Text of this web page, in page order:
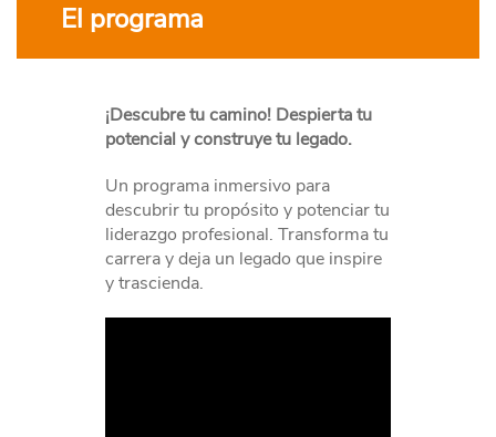
El programa
¡Descubre tu camino! Despierta tu
potencial y construye tu legado.
Un programa inmersivo para
descubrir tu propósito y potenciar tu
liderazgo profesional. Transforma tu
carrera y deja un legado que inspire
y trascienda.